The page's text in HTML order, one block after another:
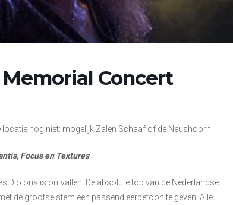
Concert
nog niet: mogelijk Zalen Schaaf of de Neushoorn.
Focus en Textures
Dio ons is ontvallen. De absolute top van de Nederlandse
de grootse stem een passend eerbetoon te geven. Alle